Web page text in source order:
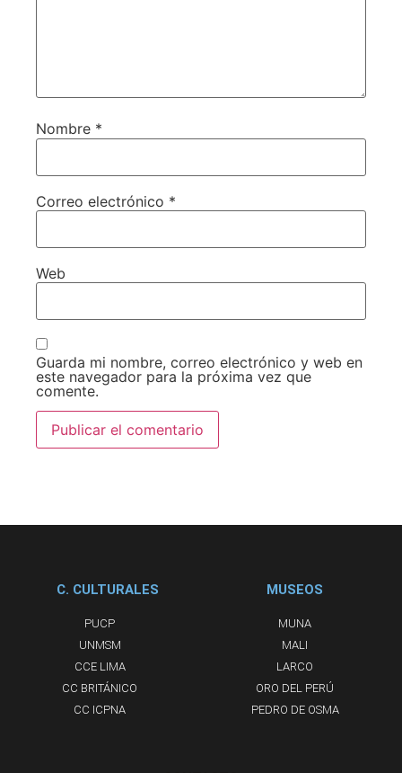
Nombre *
Correo electrónico *
Web
Guarda mi nombre, correo electrónico y web en
este navegador para la próxima vez que
comente.
C. CULTURALES
PUCP
UNMSM
CCE LIMA
CC BRITÁNICO
CC ICPNA
MUSEOS
MUNA
MALI
LARCO
ORO DEL PERÚ
PEDRO DE OSMA